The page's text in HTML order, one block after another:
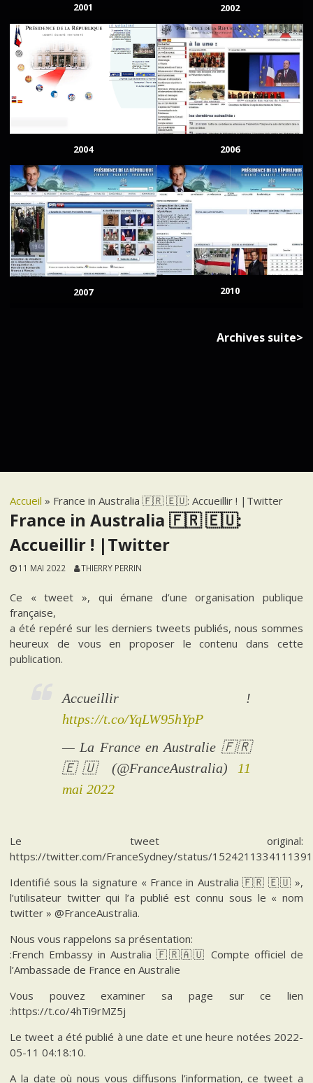
2001 2002
2004 2006
2007 2010
Archives suite>
Accueil » France in Australia 🇫🇷 🇪🇺: Accueillir ! |Twitter
France in Australia 🇫🇷 🇪🇺:
Accueillir ! |Twitter
11 MAI 2022 THIERRY PERRIN
Ce « tweet », qui émane d’une organisation publique
française,
a été repéré sur les derniers tweets publiés, nous sommes
heureux de vous en proposer le contenu dans cette
publication.
Accueillir !
https://t.co/YqLW95hYpP
— La France en Australie 🇫🇷
🇪🇺 (@FranceAustralia) 11
mai 2022
Le tweet original:
https://twitter.com/FranceSydney/status/
Identifié sous la signature « France in Australia 🇫🇷 🇪🇺 »,
l’utilisateur twitter qui l’a publié est connu sous le « nom
twitter » @FranceAustralia.
Nous vous rappelons sa présentation:
:French Embassy in Australia 🇫🇷🇦🇺 Compte officiel de
l’Ambassade de France en Australie
Vous pouvez examiner sa page sur ce lien
:https://t.co/4hTi9rMZ5j
Le tweet a été publié à une date et une heure notées 2022-
05-11 04:18:10.
A la date où nous vous diffusons l’information, ce tweet a